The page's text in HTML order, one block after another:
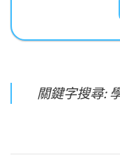
關鍵字搜尋: